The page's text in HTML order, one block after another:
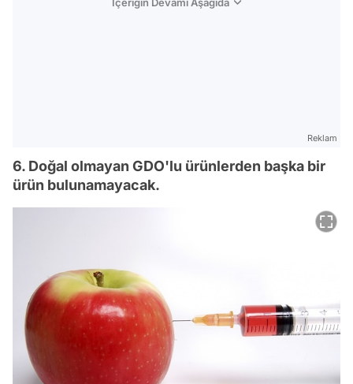
Reklam
6. Doğal olmayan GDO'lu ürünlerden başka bir
ürün bulunamayacak.